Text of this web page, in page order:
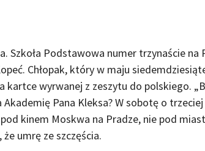
Szkoła Podstawowa numer trzynaście na
Chłopak, który w maju
kartce wyrwanej z zeszytu do polskiego.
Akademię Pana Kleksa? W sobotę o
kinem Moskwa na Pradze, nie pod
że umrę ze szczęścia.